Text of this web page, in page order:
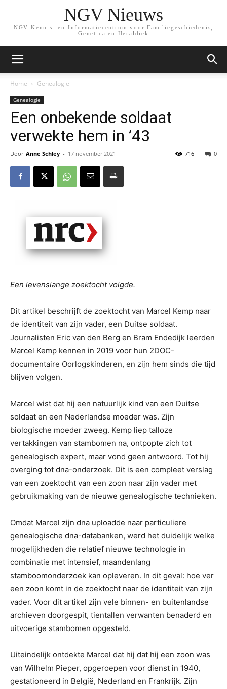
NGV Nieuws
NGV Kennis- en Informatiecentrum voor Familiegeschiedenis,
Genetica en Heraldiek
Home Genealogie
Genealogie
Een onbekende soldaat
verwekte hem in ’43
Door Anne Schley - 17 november 2021 0
716
Een levenslange zoektocht volgde.
Dit artikel beschrijft de zoektocht van Marcel Kemp naar
de identiteit van zijn vader, een Duitse soldaat.
Journalisten Eric van den Berg en Bram Endedijk leerden
Marcel Kemp kennen in 2019 voor hun 2DOC-
documentaire Oorlogskinderen, en zijn hem sinds die tijd
blijven volgen.
Marcel wist dat hij een natuurlijk kind van een Duitse
soldaat en een Nederlandse moeder was. Zijn
biologische moeder zweeg. Kemp liep talloze
vertakkingen van stambomen na, ontpopte zich tot
genealogisch expert, maar vond geen antwoord. Tot hij
overging tot dna-onderzoek. Dit is een compleet verslag
van een zoektocht van een zoon naar zijn vader met
gebruikmaking van de nieuwe genealogische technieken.
Omdat Marcel zijn dna uploadde naar particuliere
genealogische dna-databanken, werd het duidelijk welke
mogelijkheden die relatief nieuwe technologie in
combinatie met intensief, maandenlang
stamboomonderzoek kan opleveren. In dit geval: hoe ver
een zoon komt in de zoektocht naar de identiteit van zijn
vader. Voor dit artikel zijn vele binnen- en buitenlandse
archieven doorgespit, tientallen verwanten benaderd en
uitvoerige stambomen opgesteld.
Uiteindelijk ontdekte Marcel dat hij dat hij een zoon was
van Wilhelm Pieper, opgeroepen voor dienst in 1940,
gestationeerd in België, Nederland en Frankrijk. Zijn